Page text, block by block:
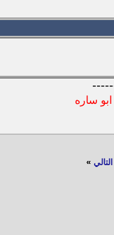
ابو ساره
»